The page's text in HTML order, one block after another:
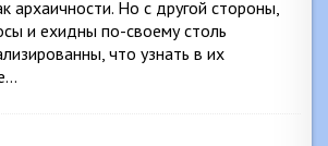
архаичности. Но с другой стороны,
и ехидны по-своему столь
что узнать в их